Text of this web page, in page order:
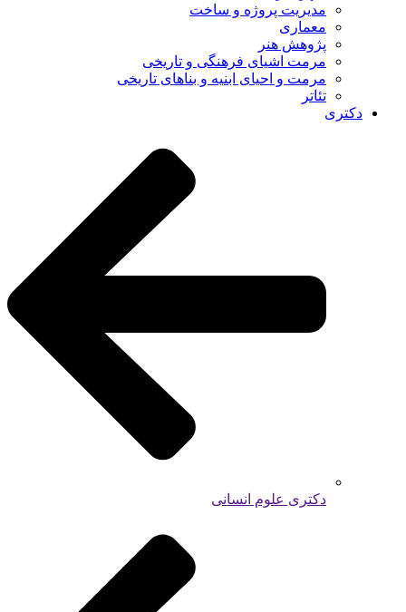
مدیریت پروژه و ساخت
معماری
پژوهش هنر
مرمت اشیای فرهنگی و تاریخی
مرمت و احیای ابنیه و بناهای تاریخی
تئاتر
دکتری
دکتری علوم انسانی